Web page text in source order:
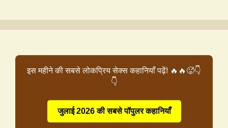
इस महीने की सबसे लोकप्रिय सेक्स कहानियाँ पढ़ें! 🔥🔥🥵👇
👇
जुलाई 2026 की सबसे पॉपुलर कहानियाँ